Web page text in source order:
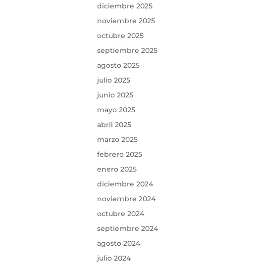
diciembre 2025
noviembre 2025
octubre 2025
septiembre 2025
agosto 2025
julio 2025
junio 2025
mayo 2025
abril 2025
marzo 2025
febrero 2025
enero 2025
diciembre 2024
noviembre 2024
octubre 2024
septiembre 2024
agosto 2024
julio 2024